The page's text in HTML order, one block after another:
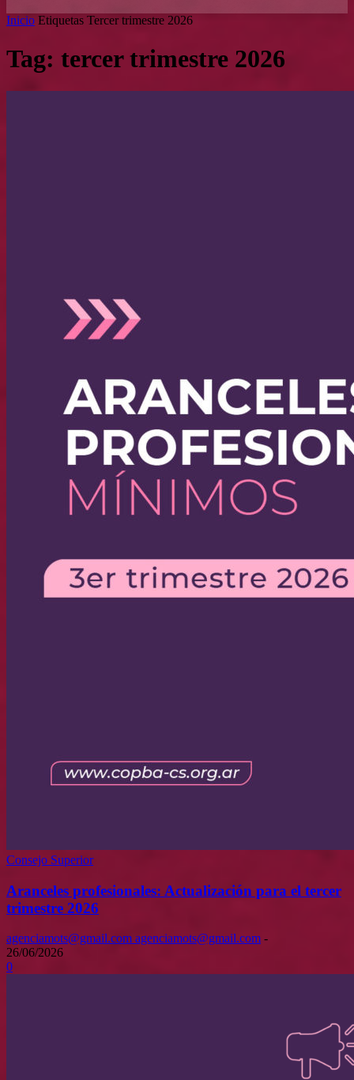
Inicio Etiquetas Tercer trimestre 2026
Tag: tercer trimestre 2026
Consejo Superior
Aranceles profesionales: Actualización para el tercer
trimestre 2026
agenciamots@gmail.com agenciamots@gmail.com -
26/06/2026
0